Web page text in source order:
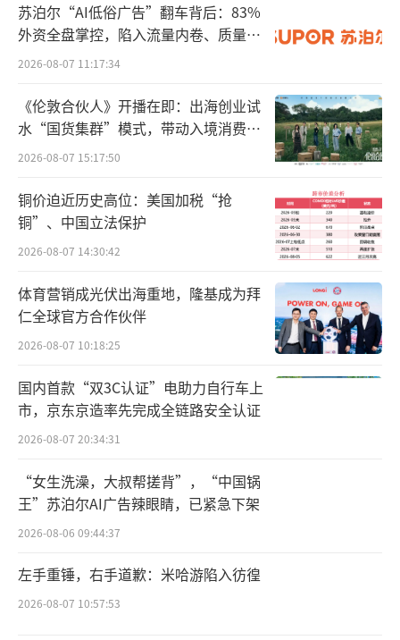
2025年，我国加力扩围实施消费品以旧换
新，带动商品销售额超过2.6万亿元，文旅体等
服务消费潜力加快释放，社会消费品零售总额
突破50万亿元。
对比2025年政府工作报告和2026年政府工
作报告发现，在资金支持方面，2025年政府工
作报告提出超长期特别国债3000亿元支持以旧
换新；2026年则是2500亿元超长期特别国债支
持以旧换新，还新设1000亿元财政金融协同促
内需专项资金，首次提出组合运用贷款贴息、
融资担保、风险补偿等方式。
居民增收上，2025年强调多渠道促进居民
增收，推动中低收入群体增收减负；2026年制
定实施城乡居民增收计划，在促进低收入群体
增收、增加居民财产性收入、完善薪酬和社保
制度等方面推出务实举措，首次提及增加居民
财产性收入。
年扩大个人消费贷款和服务业经营主体贷款贴
息政策支持领域，首次提出提高贴息上限、延
苏泊尔“AI低俗广告”翻车背后：83%
外资全盘掌控，陷入流量内卷、质量频
发的负循环
2026-08-07 11:17:34
《伦敦合伙人》开播在即：出海创业试
水“国货集群”模式，带动入境消费反
向种草
2026-08-07 15:17:50
铜价迫近历史高位：美国加税“抢
铜”、中国立法保护
2026-08-07 14:30:42
体育营销成光伏出海重地，隆基成为拜
仁全球官方合作伙伴
2026-08-07 10:18:25
国内首款“双3C认证”电助力自行车上
市，京东京造率先完成全链路安全认证
2026-08-07 20:34:31
“女生洗澡，大叔帮搓背”，“中国锅
王”苏泊尔AI广告辣眼睛，已紧急下架
2026-08-06 09:44:37
左手重锤，右手道歉：米哈游陷入彷徨
2026-08-07 10:57:53